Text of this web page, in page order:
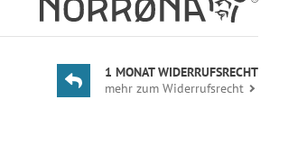
1 MONAT WIDERRUFSRECHT
mehr zum Widerrufsrecht